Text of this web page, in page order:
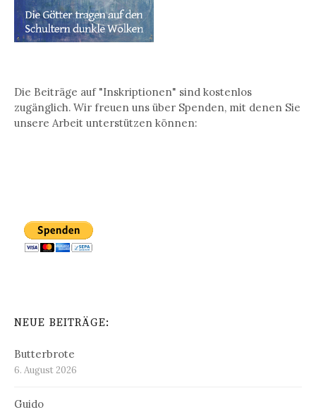
Die Beiträge auf "Inskriptionen" sind kostenlos
zugänglich. Wir freuen uns über Spenden, mit denen Sie
unsere Arbeit unterstützen können:
NEUE BEITRÄGE:
Butterbrote
6. August 2026
Guido